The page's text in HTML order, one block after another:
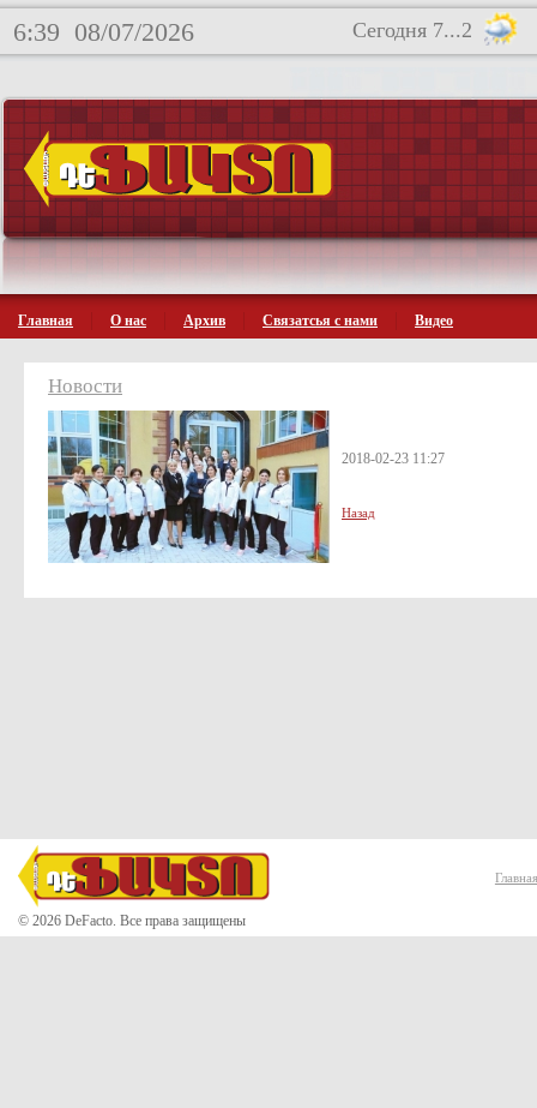
6:39 08/07/2026 Сегодня 7...2
Главная О нас Архив Связатсья с нами Видео
Новости
2018-02-23 11:27
Назад
© 2026 DeFacto. Все права защищены
Главная